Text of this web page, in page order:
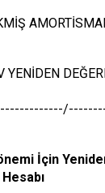
İçin